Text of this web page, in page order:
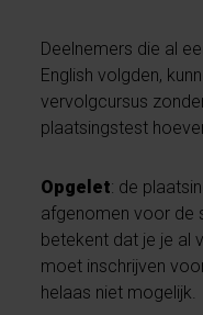
Deelnemers die al
English volgden,
vervolgcursus
plaatsingstest
Opgelet: de
afgenomen voor de
betekent dat je je al
moet inschrijven
helaas niet mogelijk.